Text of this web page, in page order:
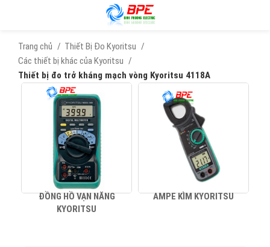
Trang chủ
Thiết Bị Đo Kyoritsu
Các thiết bị khác của Kyoritsu
Thiết bị đo trở kháng mạch vòng Kyoritsu 4118A
ĐỒNG HỒ VẠN NĂNG
KYORITSU
AMPE KÌM KYORITSU